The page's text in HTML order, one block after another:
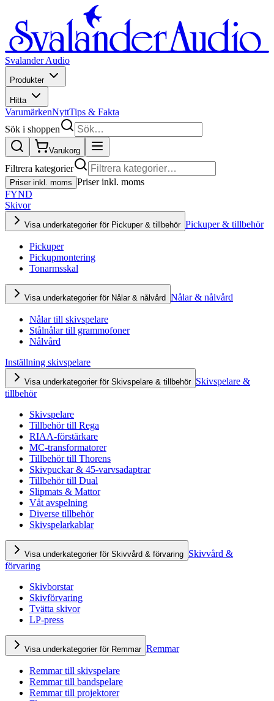
Svalander Audio
Produkter
Hitta
VarumärkenNyttTips & Fakta
Sök i shoppen
Varukorg
Filtrera kategorier
Priser inkl. moms Priser inkl. moms
FYND
Skivor
Visa underkategorier för Pickuper & tillbehör Pickuper & tillbehör
Pickuper
Pickupmontering
Tonarmsskal
Visa underkategorier för Nålar & nålvård Nålar & nålvård
Nålar till skivspelare
Stålnålar till grammofoner
Nålvård
Inställning skivspelare
Visa underkategorier för Skivspelare & tillbehör Skivspelare &
tillbehör
Skivspelare
Tillbehör till Rega
RIAA-förstärkare
MC-transformatorer
Tillbehör till Thorens
Skivpuckar & 45-varvsadaptrar
Tillbehör till Dual
Slipmats & Mattor
Våt avspelning
Diverse tillbehör
Skivspelarkablar
Visa underkategorier för Skivvård & förvaring Skivvård &
förvaring
Skivborstar
Skivförvaring
Tvätta skivor
LP-press
Visa underkategorier för Remmar Remmar
Remmar till skivspelare
Remmar till bandspelare
Remmar till projektorer